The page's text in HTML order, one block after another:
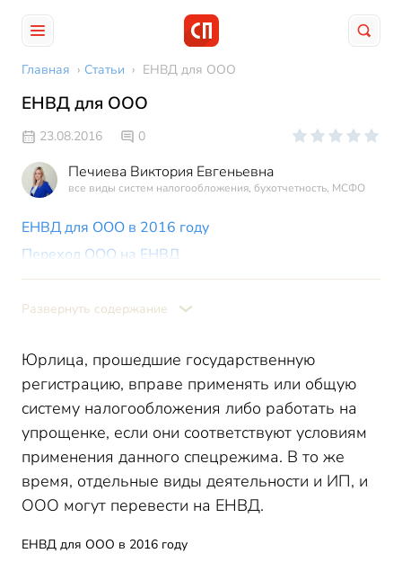
Главная › Статьи › ЕНВД для ООО
ЕНВД для ООО
23.08.2016 0
Печиева Виктория Евгеньевна
все виды систем налогообложения, бухотчетность, МСФО
ЕНВД для ООО в 2016 году
Переход ООО на ЕНВД
Раздельный учет
Развернуть содержание
Юрлица, прошедшие государственную
регистрацию, вправе применять или общую
систему налогообложения либо работать на
упрощенке, если они соответствуют условиям
применения данного спецрежима. В то же
время, отдельные виды деятельности и ИП, и
ООО могут перевести на ЕНВД.
ЕНВД для ООО в 2016 году